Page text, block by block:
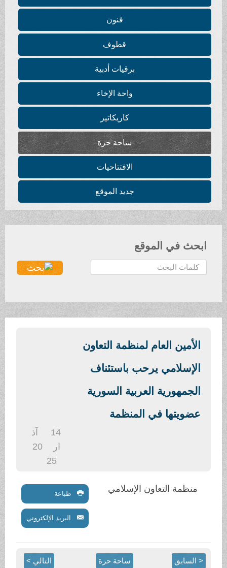
فنون
قطوف
برقيات أدبية
واحة الإخاء
كاريكاتير
ساحة حرة
الافتتاحيات
جديد الموقع
ابحث في الموقع
ح
ث
الأمين العام لمنظمة التعاون
الإسلامي يرحب باستئناف
الجمهورية العربية السورية
عضويتها في المنظمة
20
منظمة التعاون الإسلامي طباعة
البريد الإلكتروني
< السابق ساحة حرة التالي >